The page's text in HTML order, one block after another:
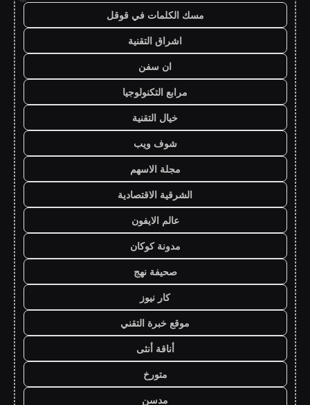
مسك الكلمات في قوقل
اشراق التقنية
ان سفن
مرابع التكنولوجيا
خيال التقنية
شوف ويب
مجلة الاسهم
الشرقية الاقتصادية
عالم الايفون
مدونة كوكان
صحيفة نهج
كار نيوز
موقع خبرة التقني
أناقة أنثى
متورخ
مدسن